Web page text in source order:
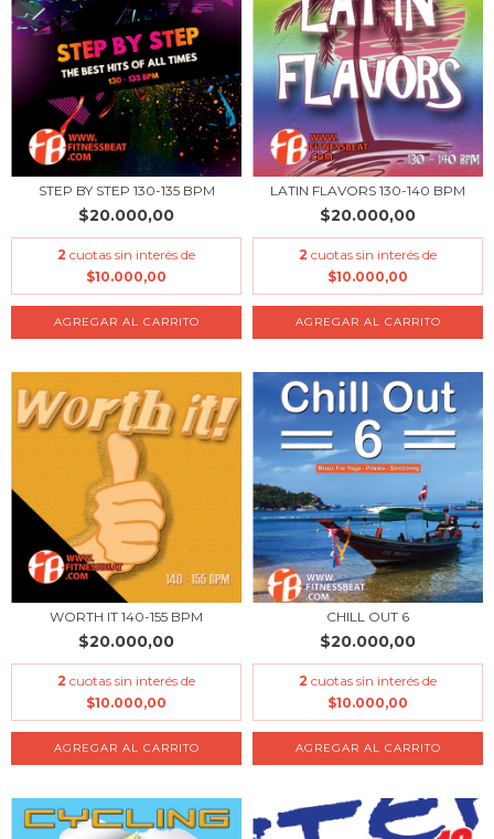
STEP BY STEP 130-135 BPM
$20.000,00
2 cuotas sin interés de
$10.000,00
LATIN FLAVORS 130-140 BPM
$20.000,00
2 cuotas sin interés de
$10.000,00
WORTH IT 140-155 BPM
$20.000,00
2 cuotas sin interés de
$10.000,00
CHILL OUT 6
$20.000,00
2 cuotas sin interés de
$10.000,00